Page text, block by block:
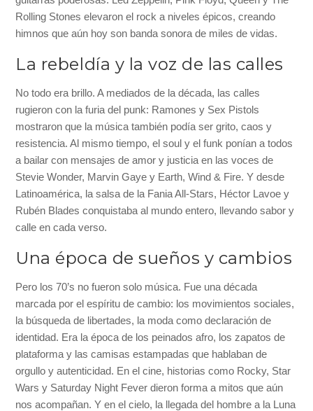
Rolling Stones elevaron el rock a niveles épicos, creando
himnos que aún hoy son banda sonora de miles de vidas.
La rebeldía y la voz de las calles
No todo era brillo. A mediados de la década, las calles
rugieron con la furia del punk: Ramones y Sex Pistols
mostraron que la música también podía ser grito, caos y
resistencia. Al mismo tiempo, el soul y el funk ponían a todos
a bailar con mensajes de amor y justicia en las voces de
Stevie Wonder, Marvin Gaye y Earth, Wind & Fire. Y desde
Latinoamérica, la salsa de la Fania All-Stars, Héctor Lavoe y
Rubén Blades conquistaba al mundo entero, llevando sabor y
calle en cada verso.
Una época de sueños y cambios
Pero los 70’s no fueron solo música. Fue una década
marcada por el espíritu de cambio: los movimientos sociales,
la búsqueda de libertades, la moda como declaración de
identidad. Era la época de los peinados afro, los zapatos de
plataforma y las camisas estampadas que hablaban de
orgullo y autenticidad. En el cine, historias como Rocky, Star
Wars y Saturday Night Fever dieron forma a mitos que aún
nos acompañan. Y en el cielo, la llegada del hombre a la Luna